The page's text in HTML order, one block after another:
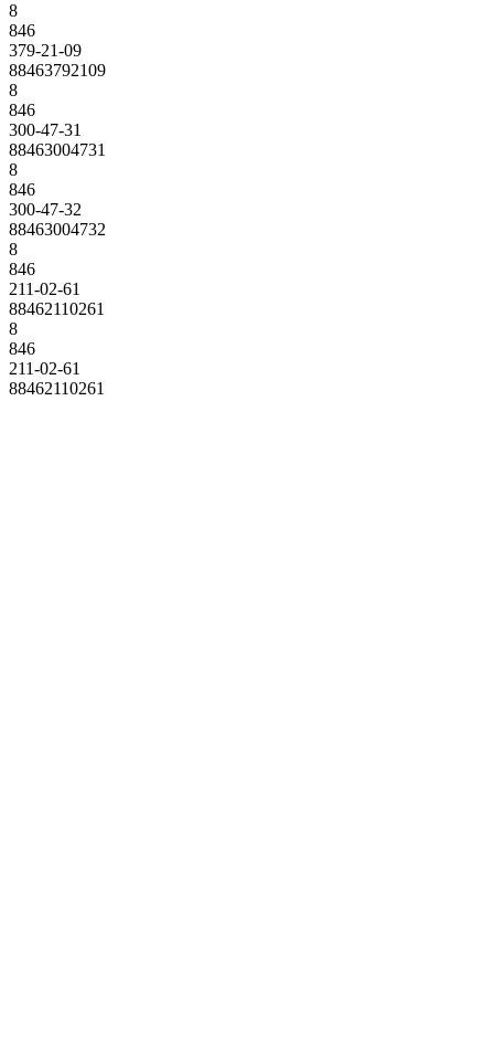
8
846
379-21-09
88463792109
8
846
300-47-31
88463004731
8
846
300-47-32
88463004732
8
846
211-02-61
88462110261
8
846
211-02-61
88462110261